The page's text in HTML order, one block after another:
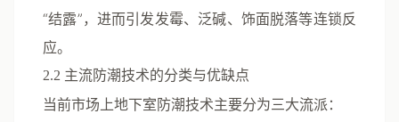
“结露”，进而引发发霉、泛碱、饰面脱落等连锁反
应。
2.2 主流防潮技术的分类与优缺点
当前市场上地下室防潮技术主要分为三大流派：